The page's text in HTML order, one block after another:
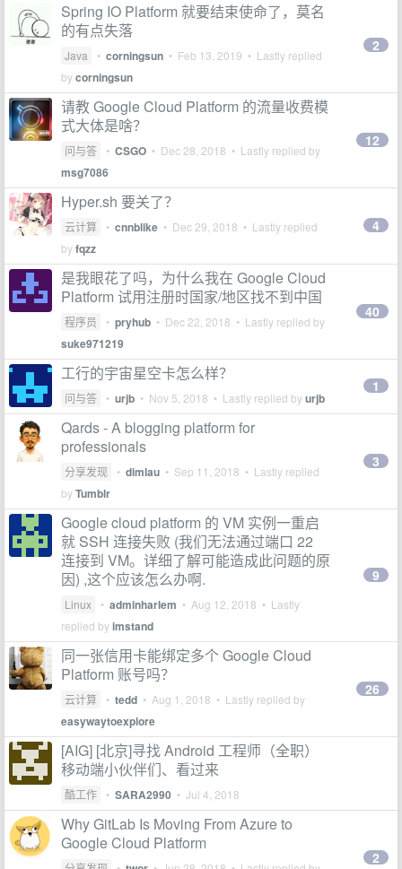
Spring IO Platform 就要结束使命了，莫名
的有点失落
Java • corningsun • Feb 13, 2019 • Lastly replied
bycorningsun
2
请教 Google Cloud Platform 的流量收费模
式大体是啥？
问与答 • CSGO • Dec 28, 2018 • Lastly replied by
msg7086
12
Hyper.sh 要关了？
云计算 • cnnblike • Dec 29, 2018 • Lastly replied
byfqzz
4
是我眼花了吗，为什么我在 Google Cloud
Platform 试用注册时国家/地区找不到中国
程序员 • pryhub • Dec 22, 2018 • Lastly replied by
suke971219
40
工行的宇宙星空卡怎么样？
问与答 • urjb • Nov 5, 2018 • Lastly replied byurjb
1
Qards - A blogging platform for
professionals
分享发现 • dimlau • Sep 11, 2018 • Lastly replied
byTumblr
3
Google cloud platform 的 VM 实例一重启
就 SSH 连接失败 (我们无法通过端口 22
连接到 VM。详细了解可能造成此问题的原
因) ,这个应该怎么办啊.
Linux • adminharlem • Aug 12, 2018 • Lastly
replied byimstand
9
同一张信用卡能绑定多个 Google Cloud
Platform 账号吗？
云计算 • tedd • Aug 1, 2018 • Lastly replied by
easywaytoexplore
26
[AIG] [北京]寻找 Android 工程师（全职）
移动端小伙伴们、看过来
酷工作 • SARA2990 • Jul 4, 2018
Why GitLab Is Moving From Azure to
Google Cloud Platform
2